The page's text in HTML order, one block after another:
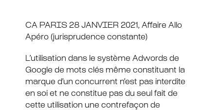
CA PARIS 28 JANVIER 2021, Affaire Allo
Apéro (jurisprudence constante)
L’utilisation dans le système Adwords de
Google de mots clés même constituant la
marque d’un concurrent n’est pas interdite
en soi et ne constitue pas du seul fait de
cette utilisation une contrefaçon de